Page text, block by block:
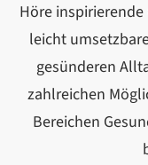
Höre
leicht
gesünderen
zahlreichen
Bereichen